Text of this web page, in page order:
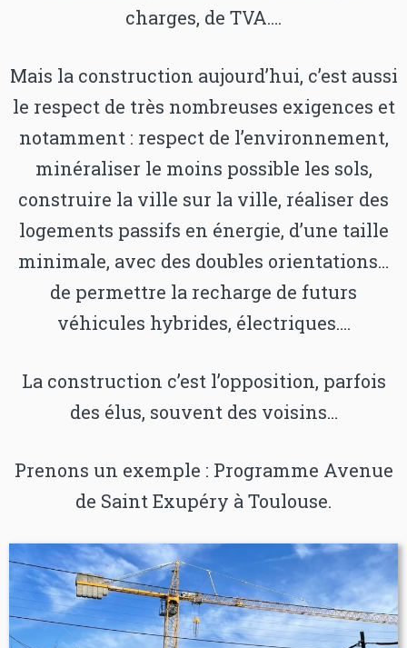
charges, de TVA….
Mais la construction aujourd’hui, c’est aussi
le respect de très nombreuses exigences et
notamment : respect de l’environnement,
minéraliser le moins possible les sols,
construire la ville sur la ville, réaliser des
logements passifs en énergie, d’une taille
minimale, avec des doubles orientations…
de permettre la recharge de futurs
véhicules hybrides, électriques….
La construction c’est l’opposition, parfois
des élus, souvent des voisins…
Prenons un exemple : Programme Avenue
de Saint Exupéry à Toulouse.